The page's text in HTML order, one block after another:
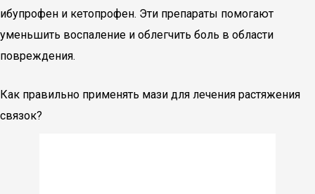
ибупрофен и кетопрофен. Эти препараты помогают
уменьшить воспаление и облегчить боль в области
повреждения.
Как правильно применять мази для лечения растяжения
связок?